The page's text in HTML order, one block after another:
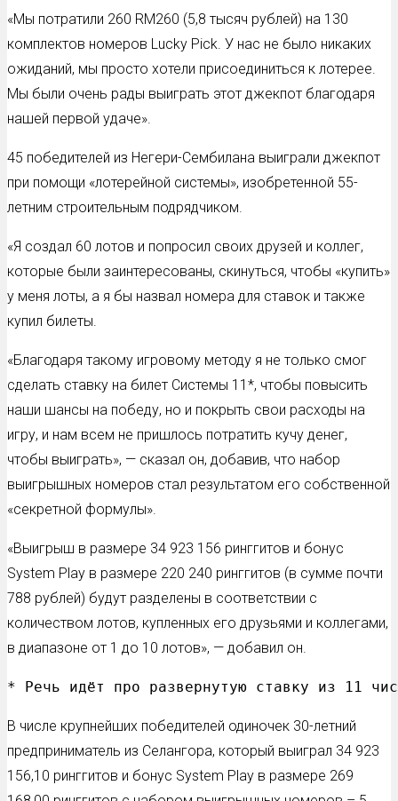
«Мы потратили 260 RM260 (5,8 тысяч рублей) на 130
комплектов номеров Lucky Pick. У нас не было никаких
ожиданий, мы просто хотели присоединиться к лотерее.
Мы были очень рады выиграть этот джекпот благодаря
нашей первой удаче».
45 победителей из Негери-Сембилана выиграли джекпот
при помощи «лотерейной системы», изобретенной 55-
летним строительным подрядчиком.
«Я создал 60 лотов и попросил своих друзей и коллег,
которые были заинтересованы, скинуться, чтобы «купить»
у меня лоты, а я бы назвал номера для ставок и также
купил билеты.
«Благодаря такому игровому методу я не только смог
сделать ставку на билет Системы 11*, чтобы повысить
наши шансы на победу, но и покрыть свои расходы на
игру, и нам всем не пришлось потратить кучу денег,
чтобы выиграть», — сказал он, добавив, что набор
выигрышных номеров стал результатом его собственной
«секретной формулы».
«Выигрыш в размере 34 923 156 ринггитов и бонус
System Play в размере 220 240 ринггитов (в сумме почти
788 рублей) будут разделены в соответствии с
количеством лотов, купленных его друзьями и коллегами,
в диапазоне от 1 до 10 лотов», — добавил он.
* Речь идёт про развернутую ставку из 11
В числе крупнейших победителей одиночек 30-летний
предприниматель из Селангора, который выиграл 34 923
156,10 ринггитов и бонус System Play в размере 269